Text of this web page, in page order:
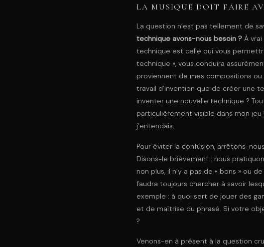
LA MUSIQUE DOIT FAIRE
La question n’est pas tellement de
technique avons-nous besoin ? À
technique est celle qui vous
technique », vous conduira
proviennent de mes compositions ou
travail d’invention que de créer une
inventer une nouvelle technique ?
particulièrement visible dans mon
j’entendais.
Pour éviter la confusion, arrêtons-
Disons-le brièvement : nous
non plus, il n’y a pas de « bons » ou
faudra toujours chercher à savoir
exemple : à quoi sert de jouer des
et de maîtrise du phrasé. Si votre
?
Venons-en à présent à la question